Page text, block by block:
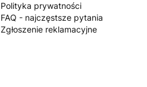
Polityka prywatności
FAQ - najczęstsze pytania
Zgłoszenie reklamacyjne